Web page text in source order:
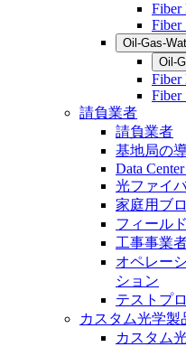
Fiber
Fiber
Oil-Gas-
Oil-
Fiber
Fiber
請負業者
請負業者
基地局の
Data
光ファイ
家庭用ブ
フィール
工事事業
オペレー
ション
テストプ
カスタム光学製
カスタム